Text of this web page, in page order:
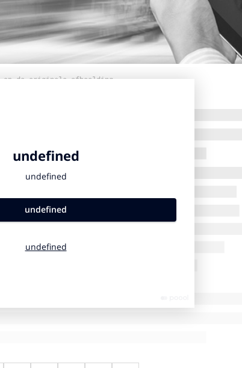
op de originele afbeelding